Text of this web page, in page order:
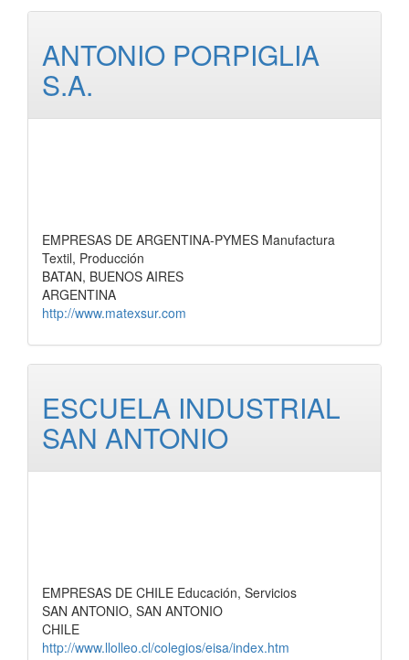
ANTONIO PORPIGLIA
S.A.
EMPRESAS DE ARGENTINA-PYMES Manufactura
Textil, Producción
BATAN, BUENOS AIRES
ARGENTINA
http://www.matexsur.com
ESCUELA INDUSTRIAL
SAN ANTONIO
EMPRESAS DE CHILE Educación, Servicios
SAN ANTONIO, SAN ANTONIO
CHILE
http://www.llolleo.cl/colegios/eisa/index.htm